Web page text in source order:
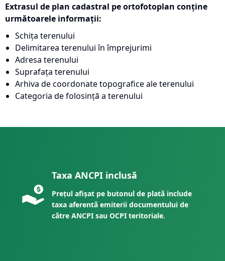
Extrasul de plan cadastral pe ortofotoplan conține
următoarele informații:
Schița terenului
Delimitarea terenului în împrejurimi
Adresa terenului
Suprafața terenului
Arhiva de coordonate topografice ale terenului
Categoria de folosință a terenului
Taxa ANCPI inclusă
Prețul afișat pe butonul de plată include
taxa aferentă emiterii documentului de
către ANCPI sau OCPI teritoriale.